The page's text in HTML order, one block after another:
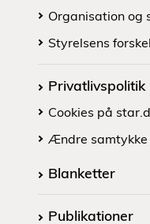
Organisation og
Styrelsens
Privatlivspolitik
Cookies på
Ændre samtykke
Blanketter
Publikationer